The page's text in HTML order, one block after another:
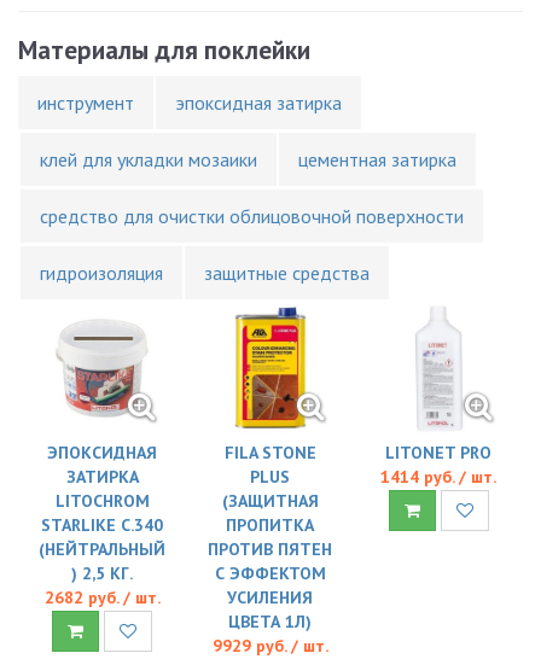
Материалы для поклейки
инструмент эпоксидная затирка
клей для укладки мозаики цементная затирка
средство для очистки облицовочной поверхности
гидроизоляция защитные средства
ЭПОКСИДНАЯ
ЗАТИРКА
LITOCHROM
STARLIKE C.340
(НЕЙТРАЛЬНЫЙ
) 2,5 КГ.
2682 руб. / шт.
FILA STONE
PLUS
(ЗАЩИТНАЯ
ПРОПИТКА
ПРОТИВ ПЯТЕН
С ЭФФЕКТОМ
УСИЛЕНИЯ
ЦВЕТА 1Л)
9929 руб. / шт.
LITONET PRO
1414 руб. / шт.